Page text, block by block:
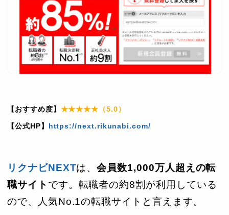
【おすすめ度】 ★★★★★（5.0）
【公式HP】 https://next.rikunabi.com/
リクナビNEXTは、会員数1,000万人超えの転
職サイト です。転職者の約8割が利用している
ので、人気No.1の転職サイトと言えます。